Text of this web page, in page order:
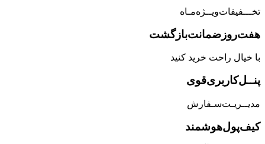
تخـــفیفات‌ویــژه‌مـاه
هفت‌روز‌ضمانت‌بازگشت
با خیال راحت خرید کنید
پنــل‌کاربری‌قوی
مدیــریـت‌سـفارش
کیف‌پول‌هوشمند